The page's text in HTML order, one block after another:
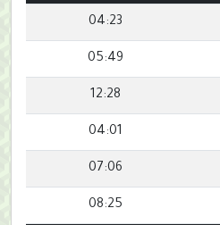
04:23
05:49
12:28
04:01
07:06
08:25